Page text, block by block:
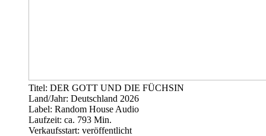
Titel: DER GOTT UND DIE FÜCHSIN
Land/Jahr: Deutschland 2026
Label: Random House Audio
Laufzeit: ca. 793 Min.
Verkaufsstart: veröffentlicht